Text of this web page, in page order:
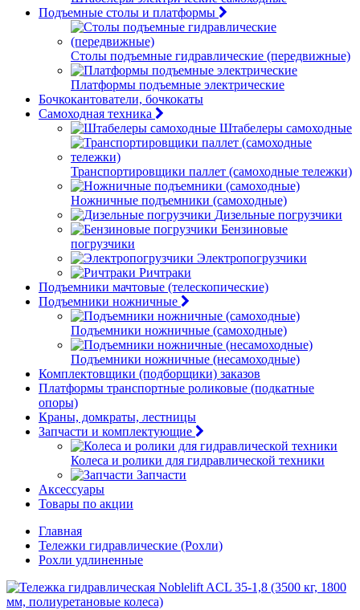
Подъемные столы и платформы
Столы подъемные гидравлические (передвижные)
Платформы подъемные электрические
Бочкокантователи, бочкокаты
Самоходная техника
Штабелеры самоходные
Транспортировщики паллет (самоходные тележки)
Ножничные подъемники (самоходные)
Дизельные погрузчики
Бензиновые
погрузчики
Электропогрузчики
Ричтраки
Подъемники мачтовые (телескопические)
Подъемники ножничные
Подъемники ножничные (самоходные)
Подъемники ножничные (несамоходные)
Комплектовщики (подборщики) заказов
Платформы транспортные роликовые (подкатные
опоры)
Краны, домкраты, лестницы
Запчасти и комплектующие
Колеса и ролики для гидравлической техники
Запчасти
Аксессуары
Товары по акции
Главная
Тележки гидравлические (Рохли)
Рохли удлиненные